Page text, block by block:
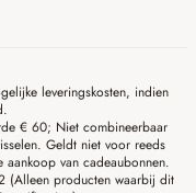
leveringskosten, indien
€ 60; Niet combineerbaar
Geldt niet voor reeds
van cadeaubonnen.
(Alleen producten waarbij dit